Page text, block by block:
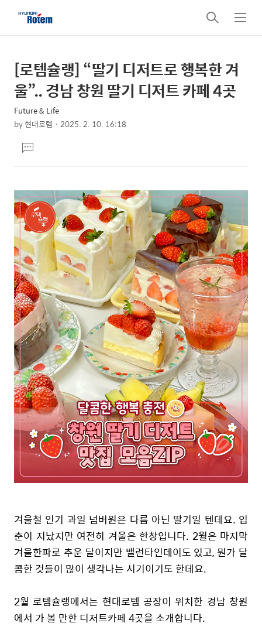
검
색
메
뉴
상
세
컨
텐
본
문
제
목
[로템슐랭] “딸기 디저트로 행복한 겨
울”.. 경남 창원 딸기 디저트 카페 4곳
Future & Life
by현대로템 2025. 2. 10. 16:18
문댓
글
겨울철 인기 과일 넘버원은 다름 아닌 딸기일 텐데요. 입
춘이 지났지만 여전히 겨울은 한창입니다. 2월은 마지막
겨울한파로 추운 달이지만 밸런타인데이도 있고, 뭔가 달
콤한 것들이 많이 생각나는 시기이기도 한데요.
2월 로템슐랭에서는 현대로템 공장이 위치한 경남 창원
에서 가 볼 만한 디저트카페 4곳을 소개합니다.